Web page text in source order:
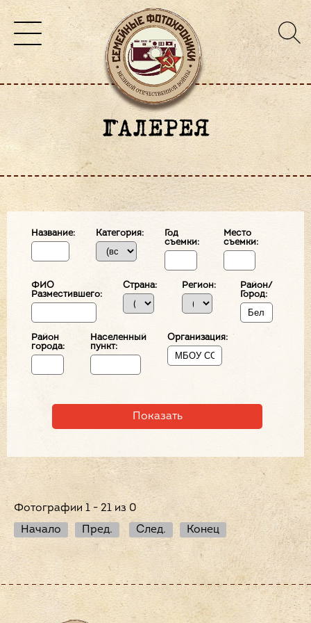
ГАЛЕРЕЯ
Название: Категория:
Год
съемки:
Место
съемки:
ФИО
Разместившего:
Страна: Регион:
Район/
Город:
Район
города:
Населенный
пункт:
Организация:
Фотографии 1 - 21 из 0
Начало
Пред. След. Конец